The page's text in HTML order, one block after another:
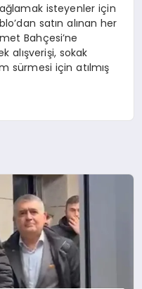
isteyenler için
satın alınan her
Bahçesi’ne
alışverişi, sokak
sürmesi için atılmış